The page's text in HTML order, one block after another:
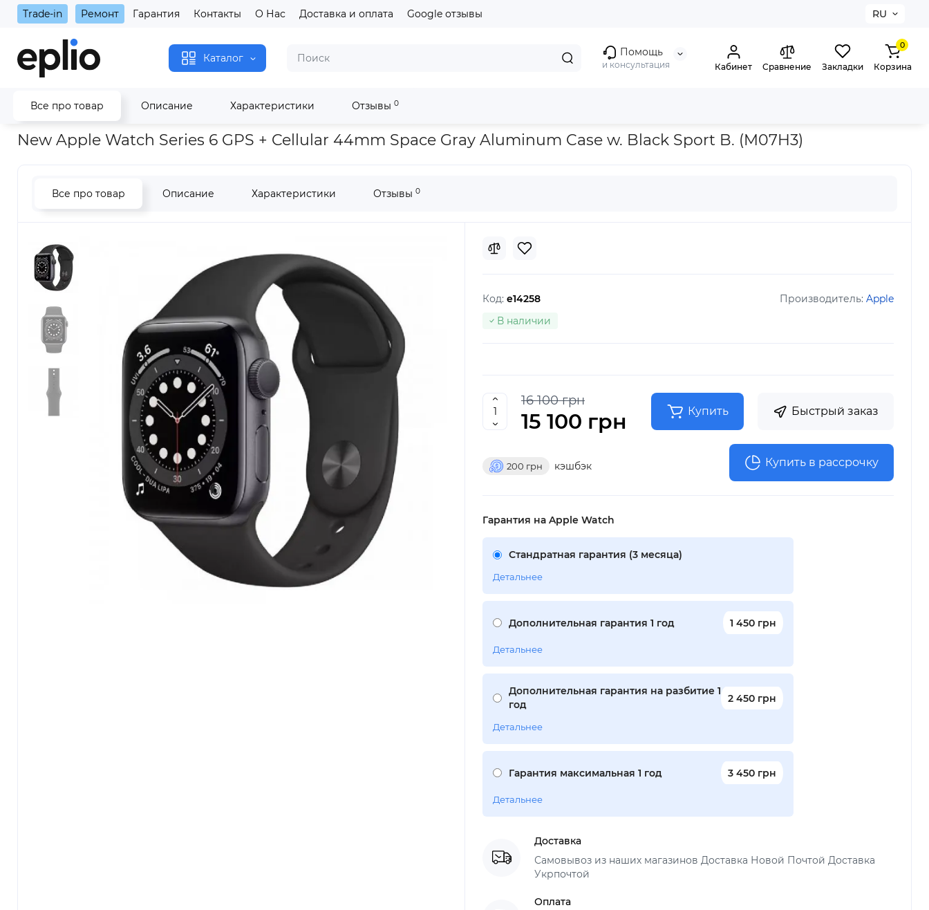
Trade-in Ремонт Гарантия Контакты О Нас Доставка и оплата Google отзывы RU
Каталог Помощь
и консультация Кабинет Сравнение Закладки
0
Корзина
Все про товар Описание Характеристики Отзывы 0
Главная Watch Apple Watch Series 6 New Apple Watch Series 6 GPS + Cellular 44mm Space Gray Aluminum Case w. Black Sport B. (M07H3)
New Apple Watch Series 6 GPS + Cellular 44mm Space Gray Aluminum Case w. Black Sport B. (M07H3)
Все про товар Описание Характеристики Отзывы 0
Код: e14258 Производитель: Apple
В наличии
16 100 грн
15 100 грн Купить Быстрый заказ
200 грн кэшбэк Купить в рассрочку
Гарантия на Apple Watch
Стандратная гарантия (3 месяца)
Детальнее
Дополнительная гарантия 1 год 1 450 грн
Детальнее
Дополнительная гарантия на разбитие 1
год
2 450 грн
Детальнее
Гарантия максимальная 1 год 3 450 грн
Детальнее
Доставка
Самовывоз из наших магазинов Доставка Новой Почтой Доставка
Укрпочтой
Оплата